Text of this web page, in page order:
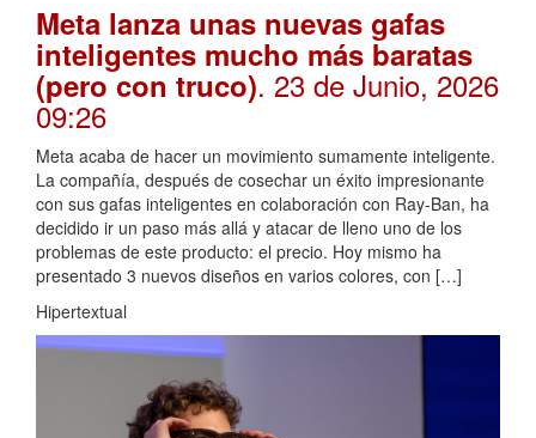
Meta lanza unas nuevas gafas
inteligentes mucho más baratas
(pero con truco). 23 de Junio, 2026
09:26
Meta acaba de hacer un movimiento sumamente inteligente.
La compañía, después de cosechar un éxito impresionante
con sus gafas inteligentes en colaboración con Ray-Ban, ha
decidido ir un paso más allá y atacar de lleno uno de los
problemas de este producto: el precio. Hoy mismo ha
presentado 3 nuevos diseños en varios colores, con […]
Hipertextual